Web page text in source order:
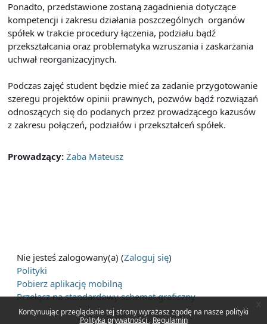
Kontynuując przeglądanie tej strony wyrażasz zgodę na nasze polityki
Polityka prywatności
Regulamin
Ponadto, przedstawione zostaną zagadnienia dotyczące
kompetencji i zakresu działania poszczególnych organów
spółek w trakcie procedury łączenia, podziału bądź
przekształcania oraz problematyka wzruszania i zaskarżania
uchwał reorganizacyjnych.
Podczas zajęć student będzie mieć za zadanie przygotowanie
szeregu projektów opinii prawnych, pozwów bądź rozwiązań
odnoszących się do podanych przez prowadzącego kazusów
z zakresu połączeń, podziałów i przekształceń spółek.
Prowadzący: Żaba Mateusz
Nie jesteś zalogowany(a) (Zaloguj się)
Polityki
Pobierz aplikację mobilną
Przełącz na standardowy schemat graficzny